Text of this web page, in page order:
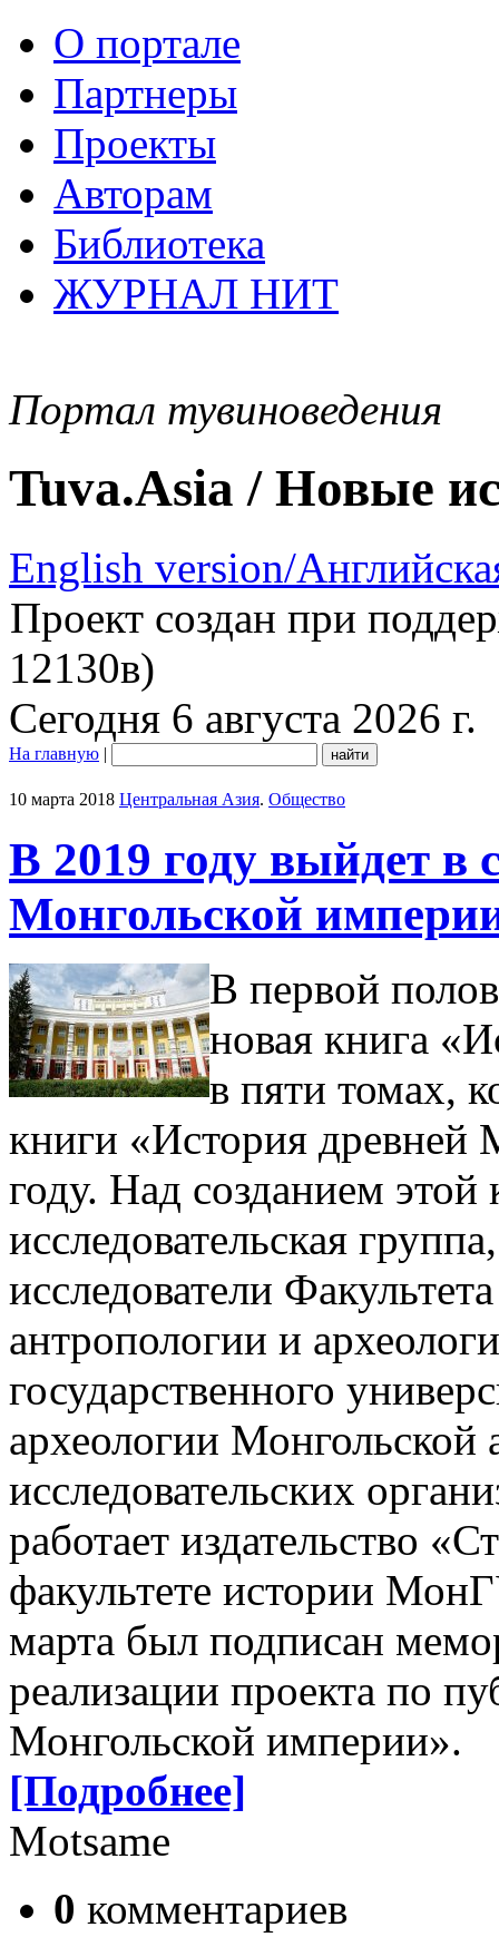
О портале
Партнеры
Проекты
Авторам
Библиотека
ЖУРНАЛ НИТ
Портал тувиноведения
Tuva.Asia / Новые
English version/
Проект создан при
12130в)
Сегодня 6 августа 2026 г.
На главную |
10 марта 2018 Центральная Азия. Общество
В 2019 году выйдет в
Монгольской
В первой
новая книга
в пяти томах,
книги «История древней
году. Над созданием этой
исследовательская
исследователи
антропологии и
государственного
археологии Монгольской
исследовательских
работает издательство
факультете истории
марта был подписан
реализации проекта по
Монгольской империи».
[Подробнее]
Motsame
0 комментариев